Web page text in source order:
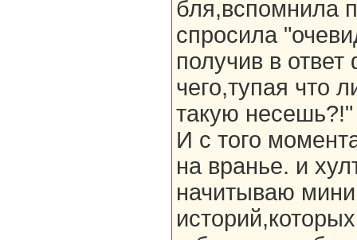
бля,вспомнила
спросила
получив в
чего,тупая что
такую несешь?!"
И с того
на вранье. и
начитываю